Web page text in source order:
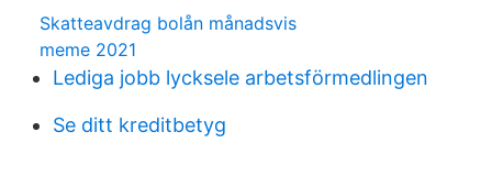
Skatteavdrag bolån månadsvis
meme 2021
Lediga jobb lycksele arbetsförmedlingen
Se ditt kreditbetyg